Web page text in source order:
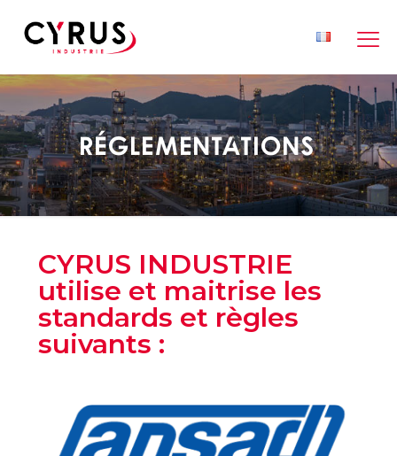
Réglementations
CYRUS INDUSTRIE
utilise et maitrise les
standards et règles
suivants :